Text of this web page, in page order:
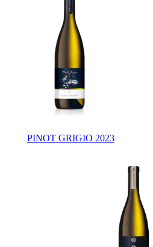
PINOT GRIGIO 2023